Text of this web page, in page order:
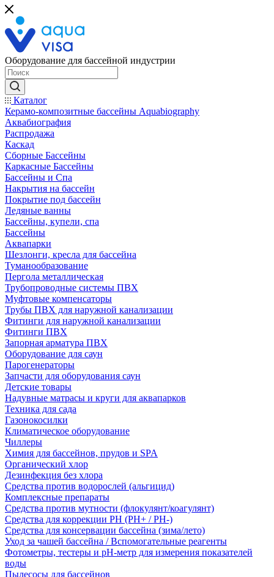
Оборудование для бассейной индустрии
Каталог
Керамо-композитные бассейны Aquabiography
Аквабиография
Распродажа
Каскад
Сборные Бассейны
Каркасные Бассейны
Бассейны и Спа
Накрытия на бассейн
Покрытие под бассейн
Ледяные ванны
Бассейны, купели, спа
Бассейны
Аквапарки
Шезлонги, кресла для бассейна
Туманообразование
Пергола металлическая
Трубопроводные системы ПВХ
Муфтовые компенсаторы
Трубы ПВХ для наружной канализации
Фитинги для наружной канализации
Фитинги ПВХ
Запорная арматура ПВХ
Оборудование для саун
Парогенераторы
Запчасти для оборудования саун
Детские товары
Надувные матрасы и круги для аквапарков
Техника для сада
Газонокосилки
Климатическое оборудование
Чиллеры
Химия для бассейнов, прудов и SPA
Органический хлор
Дезинфекция без хлора
Средства против водорослей (альгицид)
Комплексные препараты
Средства против мутности (флокулянт/коагулянт)
Средства для коррекции PH (PH+ / PH-)
Средства для консервации бассейна (зима/лето)
Уход за чашей бассейна / Вспомогательные реагенты
Фотометры, тестеры и рН-метр для измерения показателей
воды
Пылесосы для бассейнов